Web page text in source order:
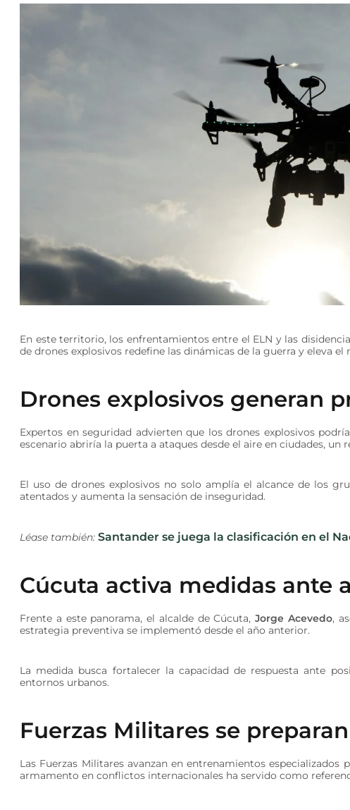
En este territorio, los enfrentamientos entre el ELN y las
de drones explosivos redefine las dinámicas de la guerra y eleva
Drones explosivos generan
Expertos en seguridad advierten que los drones explosivos
escenario abriría la puerta a ataques desde el aire en ciudades, un
El uso de drones explosivos no solo amplía el alcance de los
atentados y aumenta la sensación de inseguridad.
Léase también:Santander se juega la clasificación en el
Cúcuta activa medidas ante
Frente a este panorama, el alcalde de Cúcuta,Jorge Acevedo,
estrategia preventiva se implementó desde el año anterior.
La medida busca fortalecer la capacidad de respuesta ante
entornos urbanos.
Fuerzas Militares se preparan
Las Fuerzas Militares avanzan en entrenamientos
armamento en conflictos internacionales ha servido como